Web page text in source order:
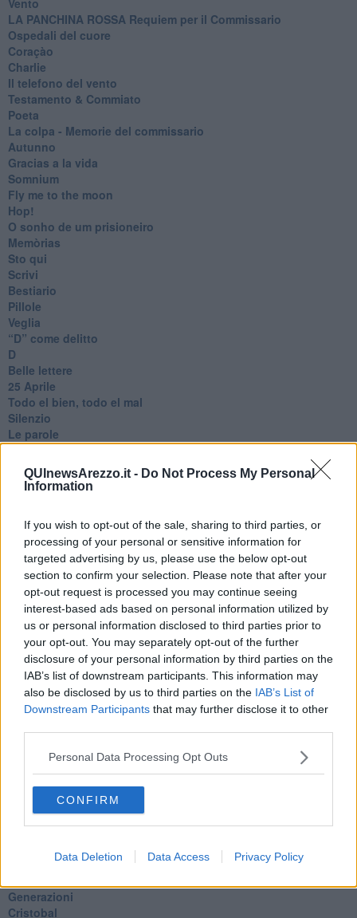
QUInewsArezzo.it - Do Not Process My Personal
Information
If you wish to opt-out of the sale, sharing to third parties, or
processing of your personal or sensitive information for
targeted advertising by us, please use the below opt-out
section to confirm your selection. Please note that after your
opt-out request is processed you may continue seeing
interest-based ads based on personal information utilized by
us or personal information disclosed to third parties prior to
your opt-out. You may separately opt-out of the further
disclosure of your personal information by third parties on the
IAB’s list of downstream participants. This information may
also be disclosed by us to third parties on the IAB’s List of
Downstream Participants that may further disclose it to other
Personal Data Processing Opt Outs
CONFIRM
Data Deletion Data Access Privacy Policy
​LA PANCHINA ROSSA Requiem per il Commissario
Ospedali del cuore
Coraçào
Charlie
Il telefono del vento
Testamento & Commiato
Poeta
​La colpa - Memorie del commissario
Autunno
Gracias a la vida
Somnium
Fly me to the moon
Hop!
O sonho de um prisioneiro
Memòrias
Sto qui
Scrivi
Bestiario
Pillole
Veglia
​“D” come delitto
D
Belle lettere
25 Aprile
Todo el bien, todo el mal
Silenzio
Le parole
​L’Australiana
Le stelle del jazz
Vita & morte
Passanti
Continuando, la nonna e il carretto
Metaverso smart
Fiamme
Anzi
Confessioni autoreferenziali
Utopie
Estate
Il lago
Il diluvio
La classe
Pensieri incoerenti
Insomnia
Il guardiano
Erodoto e Tucidide
Il padre della storia
Pensieri brevi
Riflessioni
Generazioni
Cristobal